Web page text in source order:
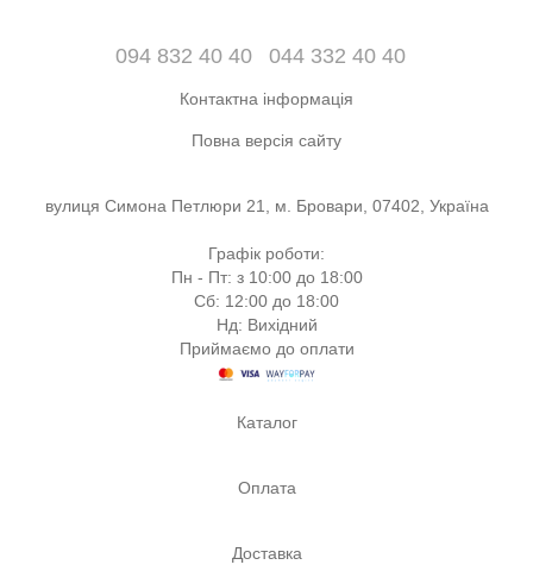
094 832 40 40 044 332 40 40
Контактна інформація
Повна версія сайту
вулиця Симона Петлюри 21, м. Бровари, 07402, Україна
Графік роботи:
Пн - Пт: з 10:00 до 18:00
Сб: 12:00 до 18:00
Нд: Вихідний
Приймаємо до оплати
Каталог
Оплата
Доставка